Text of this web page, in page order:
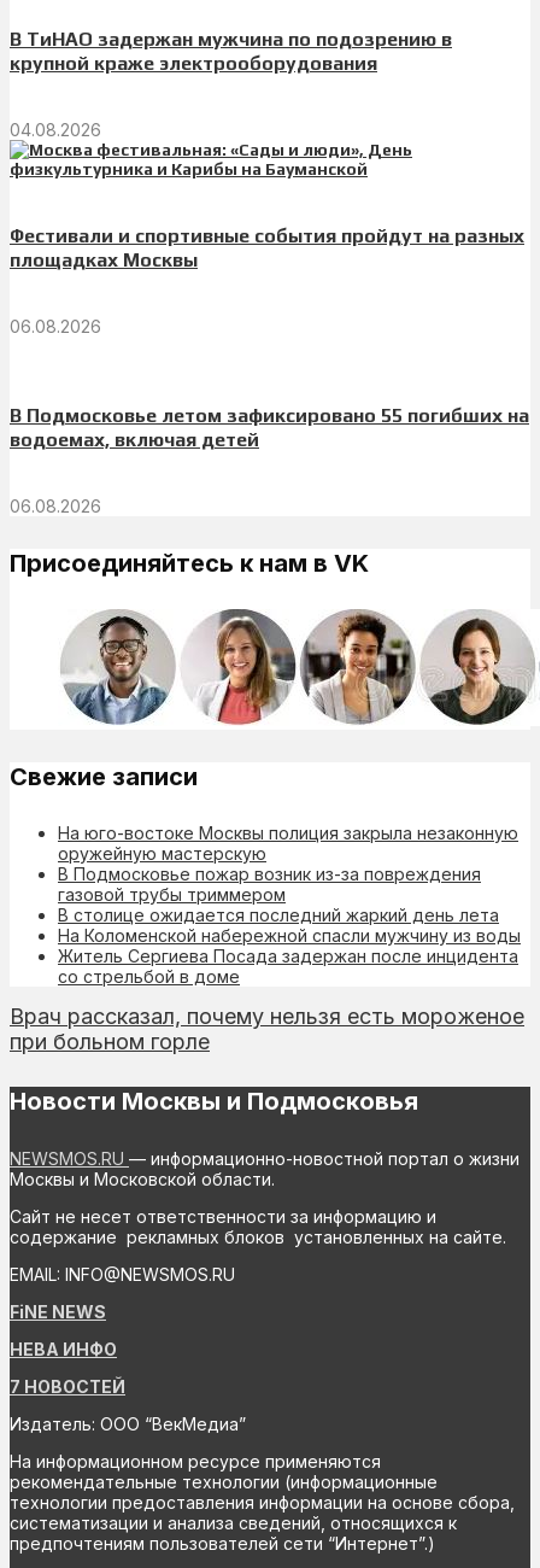
В ТиНАО задержан мужчина по подозрению в
крупной краже электрооборудования
04.08.2026
Фестивали и спортивные события пройдут на разных
площадках Москвы
06.08.2026
В Подмосковье летом зафиксировано 55 погибших на
водоемах, включая детей
06.08.2026
Присоединяйтесь к нам в VK
Свежие записи
На юго-востоке Москвы полиция закрыла незаконную
оружейную мастерскую
В Подмосковье пожар возник из-за повреждения
газовой трубы триммером
В столице ожидается последний жаркий день лета
На Коломенской набережной спасли мужчину из воды
Житель Сергиева Посада задержан после инцидента
со стрельбой в доме
Врач рассказал, почему нельзя есть мороженое
при больном горле
Новости Москвы и Подмосковья
NEWSMOS.RU — информационно-новостной портал о жизни
Москвы и Московской области.
Сайт не несет ответственности за информацию и
содержание рекламных блоков установленных на сайте.
EMAIL: INFO@NEWSMOS.RU
FiNE NEWS
НЕВА ИНФО
7 НОВОСТЕЙ
Издатель: ООО “ВекМедиа”
На информационном ресурсе применяются
рекомендательные технологии (информационные
технологии предоставления информации на основе сбора,
систематизации и анализа сведений, относящихся к
предпочтениям пользователей сети “Интернет”.)